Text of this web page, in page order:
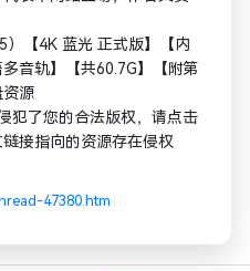
）【4K 蓝光 正式版】【内
音轨】【共60.7G】【附第
资源
犯了您的合法版权，请点击
接指向的资源存在侵权
47380.htm